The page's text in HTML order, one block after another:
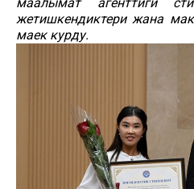
жетишкендиктери жана
маек курду.